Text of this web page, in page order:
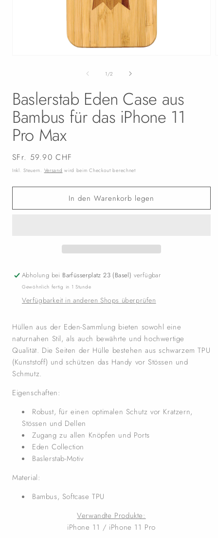
1 /von
2
Baslerstab Eden Case aus
Bambus für das iPhone 11
Pro Max
Normaler
Preis
SFr. 59.90 CHF
Inkl. Steuern. Versand wird beim Checkout berechnet
In den Warenkorb legen
Abholung bei Barfüsserplatz 23 (Basel) verfügbar
Gewöhnlich fertig in 1 Stunde
Verfügbarkeit in anderen Shops überprüfen
Hüllen aus der Eden-Sammlung bieten sowohl eine
naturnahen Stil, als auch bewährte und hochwertige
Qualität. Die Seiten der Hülle bestehen aus schwarzem TPU
(Kunststoff) und schützen das Handy vor Stössen und
Schmutz.
Eigenschaften:
Robust, für einen optimalen Schutz vor Kratzern,
Stössen und Dellen
Zugang zu allen Knöpfen und Ports
Eden Collection
Baslerstab-Motiv
Material:
Bambus, Softcase TPU
Verwandte Produkte:
iPhone 11 / iPhone 11 Pro